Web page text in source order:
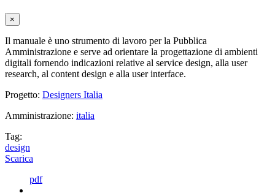
×
Il manuale è uno strumento di lavoro per la Pubblica
Amministrazione e serve ad orientare la progettazione di ambienti
digitali fornendo indicazioni relative al service design, alla user
research, al content design e alla user interface.
Progetto: Designers Italia
Amministrazione: italia
Tag:
design
Scarica
pdf